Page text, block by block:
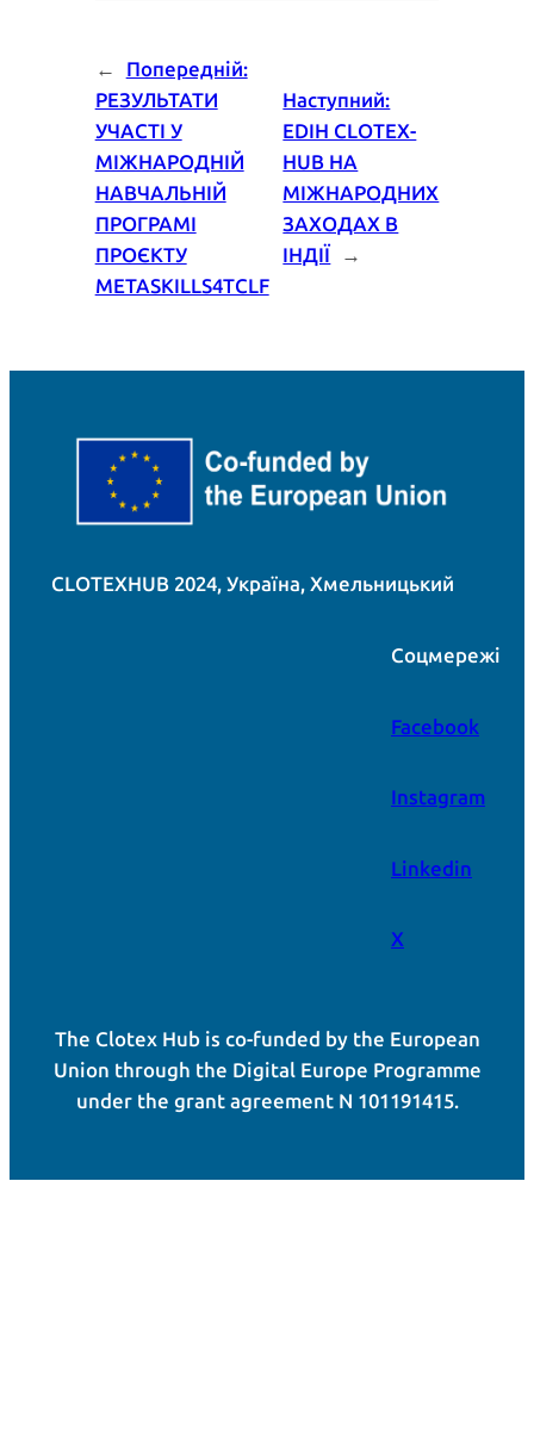
←
Попередній:
РЕЗУЛЬТАТИ
УЧАСТІ У
МІЖНАРОДНІЙ
НАВЧАЛЬНІЙ
ПРОГРАМІ
ПРОЄКТУ
METASKILLS4TCLF
Наступний:
EDIH CLOTEX-
HUB НА
МІЖНАРОДНИХ
ЗАХОДАХ В
ІНДІЇ →
CLOTEXHUB 2024, Україна, Хмельницький
Соцмережі
Facebook
Instagram
Linkedin
X
The Clotex Hub is co-funded by the European
Union through the Digital Europe Programme
under the grant agreement N 101191415.